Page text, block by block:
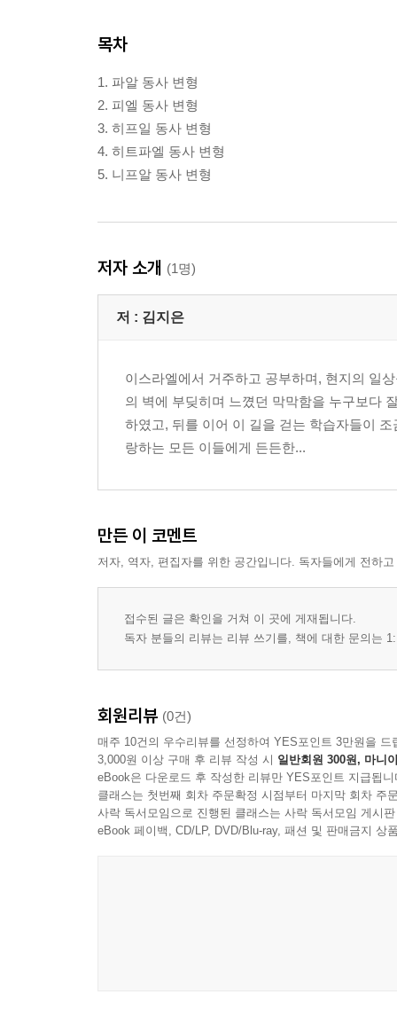
목차
1. 파알 동사 변형
2. 피엘 동사 변형
3. 히프일 동사 변형
4. 히트파엘 동사 변형
5. 니프알 동사 변형
저자 소개 (1명)
저 : 김지은
이스라엘에서 거주하고 공부하며, 현지의 일
의 벽에 부딪히며 느꼈던 막막함을 누구보다
하였고, 뒤를 이어 이 길을 걷는 학습자들이
랑하는 모든 이들에게 든든한...
만든 이 코멘트
저자, 역자, 편집자를 위한 공간입니다. 독자들에게 전하
접수된 글은 확인을 거쳐 이 곳에 게재됩니다.
독자 분들의 리뷰는 리뷰 쓰기를, 책에 대한 문의는
회원리뷰 (0건)
매주 10건의 우수리뷰를 선정하여 YES포인트 3만원을 드
3,000원 이상 구매 후 리뷰 작성 시 일반회원 300원, 마니
eBook은 다운로드 후 작성한 리뷰만 YES포인트 지급됩니
클래스는 첫번째 회차 주문확정 시점부터 마지막 회차 주
사락 독서모임으로 진행된 클래스는 사락 독서모임 게시
eBook 페이백, CD/LP, DVD/Blu-ray, 패션 및 판매금지 상